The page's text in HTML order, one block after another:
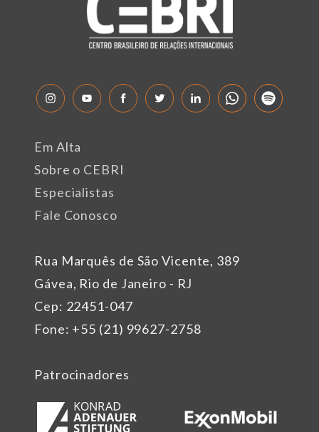
Rua Marquês de São Vicente, 389
Gávea, Rio de Janeiro - RJ
Cep: 22451-047
Fone: +55 (21) 99627-2758
Em Alta
Sobre o CEBRI
Especialistas
Fale Conosco
Patrocinadores